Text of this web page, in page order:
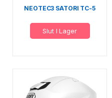
NEOTEC3 SATORI TC-5
Slut I Lager